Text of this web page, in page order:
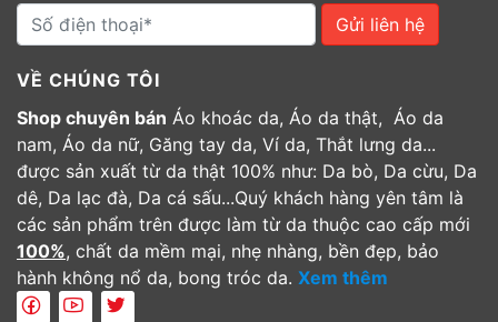
Gửi liên hệ
VỀ CHÚNG TÔI
Shop chuyên bán Áo khoác da, Áo da thật, Áo da
nam, Áo da nữ, Găng tay da, Ví da, Thắt lưng da...
được sản xuất từ da thật 100% như: Da bò, Da cừu, Da
dê, Da lạc đà, Da cá sấu...Quý khách hàng yên tâm là
các sản phẩm trên được làm từ da thuộc cao cấp mới
100%, chất da mềm mại, nhẹ nhàng, bền đẹp, bảo
hành không nổ da, bong tróc da. Xem thêm